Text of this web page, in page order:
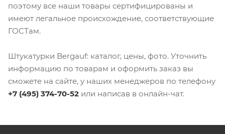
поэтому все наши товары сертифицированы и
имеют легальное происхождение, соответствующие
ГОСТам.
Штукатурки Bergauf: каталог, цены, фото. Уточнить
информацию по товарам и оформить заказ вы
сможете на сайте, у наших менеджеров по телефону
+7 (495) 374-70-52 или написав в онлайн-чат.